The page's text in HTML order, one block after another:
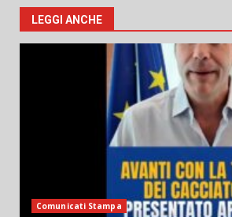
LEGGI ANCHE
Comunicati Stampa